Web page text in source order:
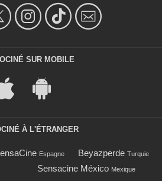
SUR MOBILE
À L'ÉTRANGER
Espagne Beyazperde Turquie
Sensacine México Mexique